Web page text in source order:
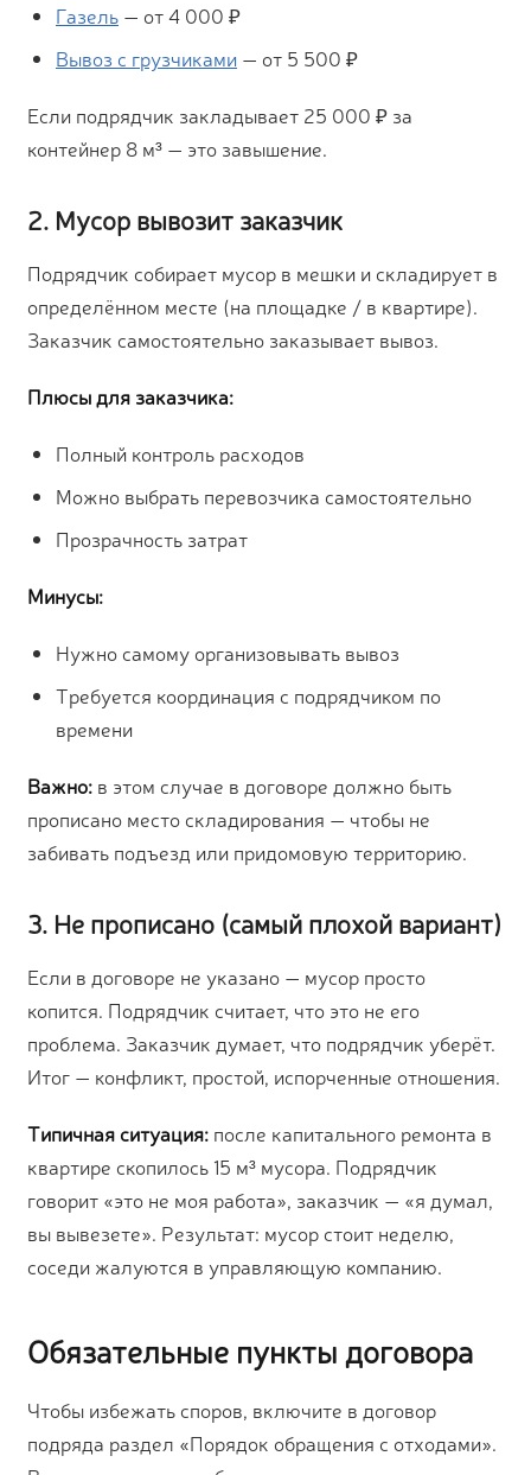
Газель — от 4 000 ₽
Вывоз с грузчиками — от 5 500 ₽
Если подрядчик закладывает 25 000 ₽ за
контейнер 8 м³ — это завышение.
2. Мусор вывозит заказчик
Подрядчик собирает мусор в мешки и складирует в
определённом месте (на площадке / в квартире).
Заказчик самостоятельно заказывает вывоз.
Плюсы для заказчика:
Полный контроль расходов
Можно выбрать перевозчика самостоятельно
Прозрачность затрат
Минусы:
Нужно самому организовывать вывоз
Требуется координация с подрядчиком по
времени
Важно: в этом случае в договоре должно быть
прописано место складирования — чтобы не
забивать подъезд или придомовую территорию.
3. Не прописано (самый плохой вариант)
Если в договоре не указано — мусор просто
копится. Подрядчик считает, что это не его
проблема. Заказчик думает, что подрядчик уберёт.
Итог — конфликт, простой, испорченные отношения.
Типичная ситуация: после капитального ремонта в
квартире скопилось 15 м³ мусора. Подрядчик
говорит «это не моя работа», заказчик — «я думал,
вы вывезете». Результат: мусор стоит неделю,
соседи жалуются в управляющую компанию.
Обязательные пункты договора
Чтобы избежать споров, включите в договор
подряда раздел «Порядок обращения с отходами».